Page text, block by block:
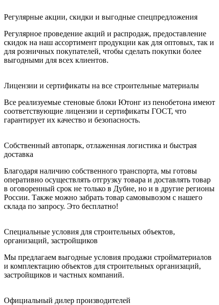
Регулярные акции, скидки и выгодные спецпредложения
Регулярное проведение акций и распродаж, предоставление
скидок на наш ассортимент продукции как для оптовых, так и
для розничных покупателей, чтобы сделать покупки более
выгодными для всех клиентов.
Лицензии и сертификаты на все строительные материалы
Все реализуемые стеновые блоки Ютонг из пенобетона имеют
соответствующие лицензии и сертификаты ГОСТ, что
гарантирует их качество и безопасность.
Собственный автопарк, отлаженная логистика и быстрая
доставка
Благодаря наличию собственного транспорта, мы готовы
оперативно осуществлять отгрузку товара и доставлять товар
в оговоренный срок не только в Дубне, но и в другие регионы
России. Также можно забрать товар самовывозом с нашего
склада по запросу. Это бесплатно!
Специальные условия для строительных объектов,
организаций, застройщиков
Мы предлагаем выгодные условия продажи стройматериалов
и комплектацию объектов для строительных организаций,
застройщиков и частных компаний.
Официальный дилер производителей